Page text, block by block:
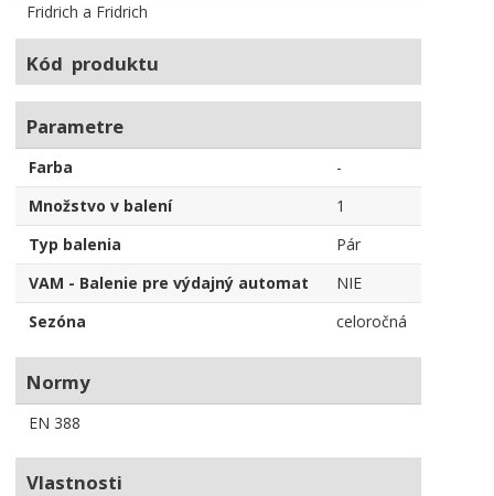
Fridrich a Fridrich
Kód produktu
Parametre
Farba
-
Množstvo v balení
1
Typ balenia
Pár
VAM - Balenie pre výdajný automat
NIE
Sezóna
celoročná
Normy
EN 388
Vlastnosti